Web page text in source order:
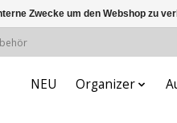
NEU Organizer
Zwecke um den Webshop zu